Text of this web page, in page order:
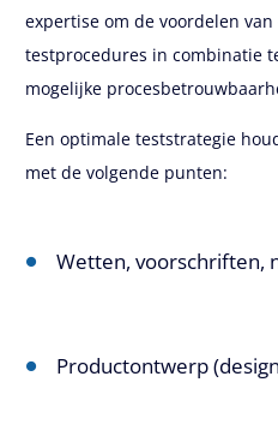
expertise om de voordelen
testprocedures in combinatie
mogelijke
Een optimale teststrategie
met de volgende punten:
Wetten, voorschriften,
Productontwerp